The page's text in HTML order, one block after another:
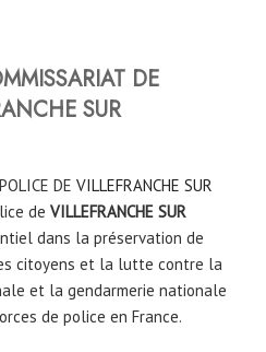
DE
SUR
DE VILLEFRANCHE SUR
de VILLEFRANCHE SUR
dans la préservation de
citoyens et la lutte contre la
et la gendarmerie nationale
de police en France.